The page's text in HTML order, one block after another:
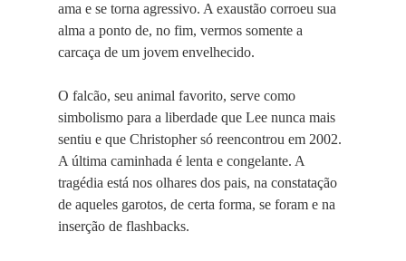
ama e se torna agressivo. A exaustão corroeu sua
alma a ponto de, no fim, vermos somente a
carcaça de um jovem envelhecido.
O falcão, seu animal favorito, serve como
simbolismo para a liberdade que Lee nunca mais
sentiu e que Christopher só reencontrou em 2002.
A última caminhada é lenta e congelante. A
tragédia está nos olhares dos pais, na constatação
de aqueles garotos, de certa forma, se foram e na
inserção de flashbacks.